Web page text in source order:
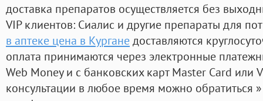
доставка препаратов осуществляется без
VIP клиентов: Сиалис и другие препараты для
в аптеке цена в Курганедоставляются
оплата принимаются через электронные
Web Money и с банковских карт Master Card или
консультации в любое время можно обратиться